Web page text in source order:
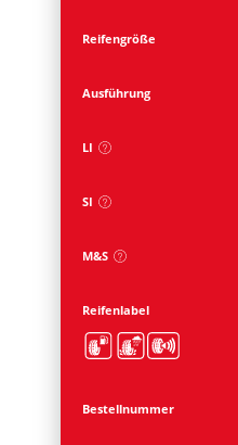
Reifengröße
Ausführung
LI
SI
M&S
Reifenlabel
Bestellnummer